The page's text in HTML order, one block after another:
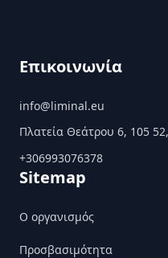
Επικοινωνία
info@liminal.eu
Πλατεία Θεάτρου 6, 105
+306993076378
Sitemap
Ο οργανισμός
Προσβασιμότητα